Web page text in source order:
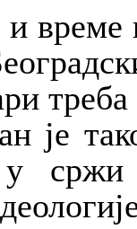
и
је
сржи